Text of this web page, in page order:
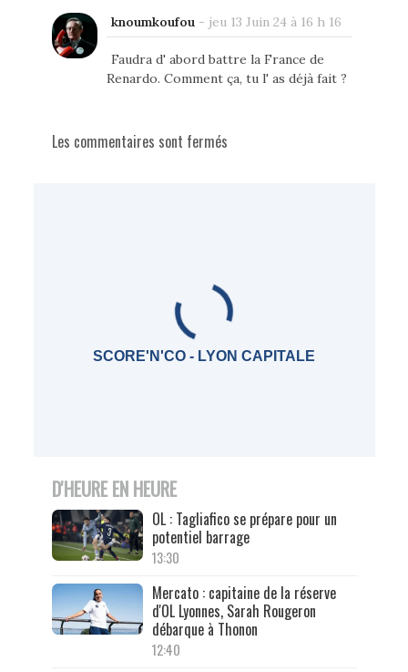
knoumkoufou - jeu 13 Juin 24 à 16 h 16
Faudra d' abord battre la France de
Renardo. Comment ça, tu l' as déjà fait ?
Les commentaires sont fermés
SCORE'N'CO - LYON CAPITALE
D'HEURE EN HEURE
OL : Tagliafico se prépare pour un
potentiel barrage
13:30
Mercato : capitaine de la réserve
d'OL Lyonnes, Sarah Rougeron
débarque à Thonon
12:40